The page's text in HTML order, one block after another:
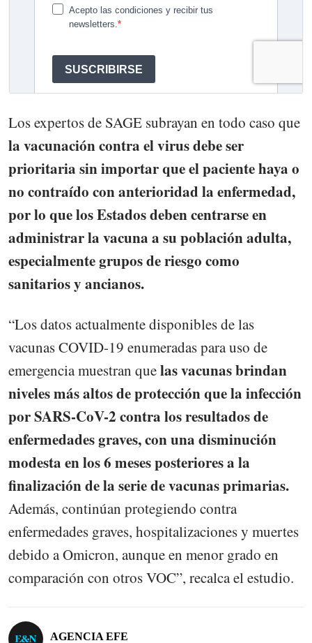
Los expertos de SAGE subrayan en todo caso que
la vacunación contra el virus debe ser
prioritaria sin importar que el paciente haya o
no contraído con anterioridad la enfermedad,
por lo que los Estados deben centrarse en
administrar la vacuna a su población adulta,
especialmente grupos de riesgo como
sanitarios y ancianos.
“Los datos actualmente disponibles de las
vacunas COVID-19 enumeradas para uso de
emergencia muestran quelas vacunas brindan
niveles más altos de protección que la infección
por SARS-CoV-2 contra los resultados de
enfermedades graves, con una disminución
modesta en los 6 meses posteriores a la
finalización de la serie de vacunas primarias.
Además, continúan protegiendo contra
enfermedades graves, hospitalizaciones y muertes
debido a Omicron, aunque en menor grado en
comparación con otros VOC”, recalca el estudio.
AGENCIA EFE